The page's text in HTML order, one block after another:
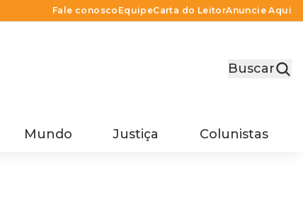
Fale conosco EquipeCarta do LeitorAnuncie Aqui
Buscar
Mundo Justiça Colunistas